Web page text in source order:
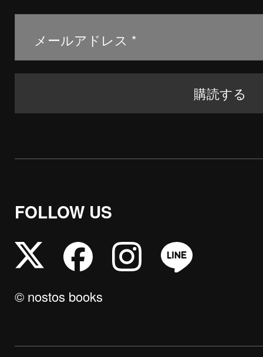
FOLLOW US
© nostos books